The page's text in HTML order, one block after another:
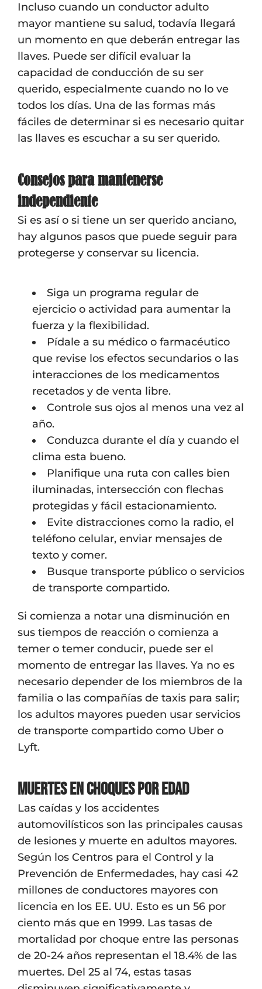
Incluso cuando un conductor adulto
mayor mantiene su salud, todavía llegará
un momento en que deberán entregar las
llaves. Puede ser difícil evaluar la
capacidad de conducción de su ser
querido, especialmente cuando no lo ve
todos los días. Una de las formas más
fáciles de determinar si es necesario quitar
las llaves es escuchar a su ser querido.
Consejos para mantenerse
independiente
Si es así o si tiene un ser querido anciano,
hay algunos pasos que puede seguir para
protegerse y conservar su licencia.
Siga un programa regular de
ejercicio o actividad para aumentar la
fuerza y la flexibilidad.
Pídale a su médico o farmacéutico
que revise los efectos secundarios o las
interacciones de los medicamentos
recetados y de venta libre.
Controle sus ojos al menos una vez al
año.
Conduzca durante el día y cuando el
clima esta bueno.
Planifique una ruta con calles bien
iluminadas, intersección con flechas
protegidas y fácil estacionamiento.
Evite distracciones como la radio, el
teléfono celular, enviar mensajes de
texto y comer.
Busque transporte público o servicios
de transporte compartido.
Si comienza a notar una disminución en
sus tiempos de reacción o comienza a
temer o temer conducir, puede ser el
momento de entregar las llaves. Ya no es
necesario depender de los miembros de la
familia o las compañías de taxis para salir;
los adultos mayores pueden usar servicios
de transporte compartido como Uber o
Lyft.
Muertes en choques por edad
Las caídas y los accidentes
automovilísticos son las principales causas
de lesiones y muerte en adultos mayores.
Según los Centros para el Control y la
Prevención de Enfermedades, hay casi 42
millones de conductores mayores con
licencia en los EE. UU. Esto es un 56 por
ciento más que en 1999. Las tasas de
mortalidad por choque entre las personas
de 20-24 años representan el 18.4% de las
muertes. Del 25 al 74, estas tasas